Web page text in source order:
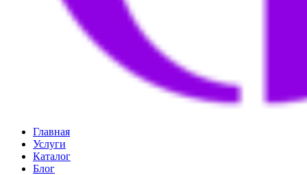
Главная
Услуги
Каталог
Блог